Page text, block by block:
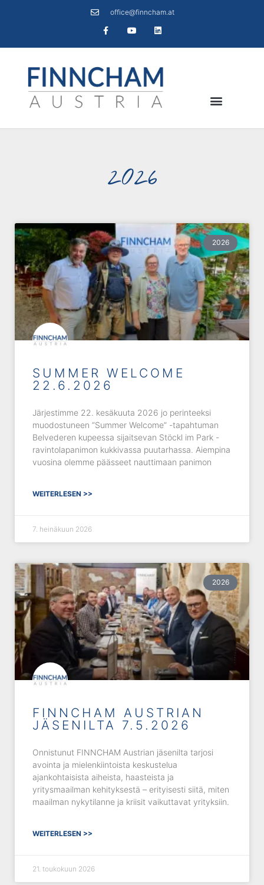
office@finncham.at
2026
2026
SUMMER WELCOME
22.6.2026
Järjestimme 22. kesäkuuta 2026 jo perinteeksi
muodostuneen ”Summer Welcome” -tapahtuman
Belvederen kupeessa sijaitsevan Stöckl im Park -
ravintolapanimon kukkivassa puutarhassa. Aiempina
vuosina olemme päässeet nauttimaan panimon
WEITERLESEN >>
7. heinäkuun 2026
2026
FINNCHAM AUSTRIAN
JÄSENILTA 7.5.2026
Onnistunut FINNCHAM Austrian jäsenilta tarjosi
avointa ja mielenkiintoista keskustelua
ajankohtaisista aiheista, haasteista ja
yritysmaailman kehityksestä – erityisesti siitä, miten
maailman nykytilanne ja kriisit vaikuttavat yrityksiin.
WEITERLESEN >>
21. toukokuun 2026